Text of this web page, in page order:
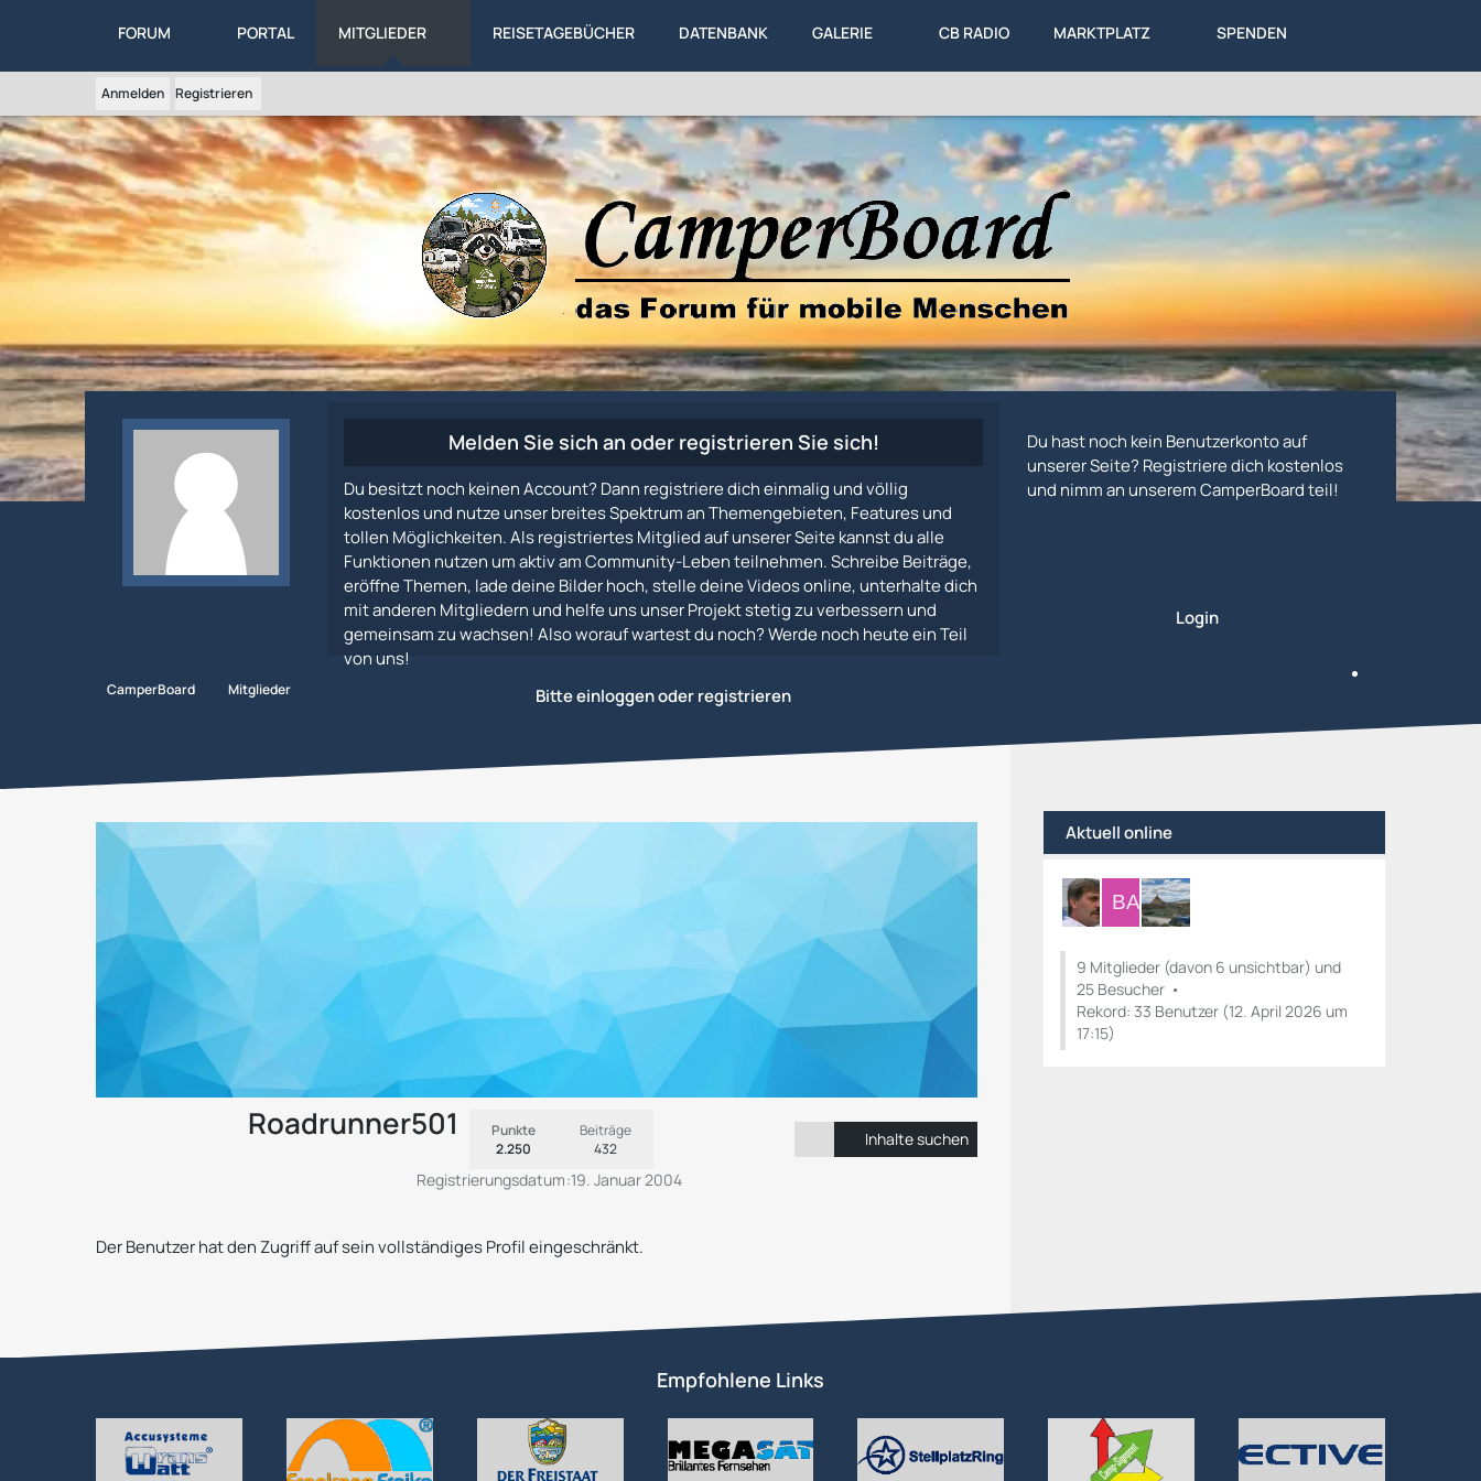
FORUM PORTAL MITGLIEDER REISETAGEBÜCHER DATENBANK GALERIE CB RADIO MARKTPLATZ SPENDEN
Anmelden Registrieren
Melden Sie sich an oder registrieren Sie sich!
Du besitzt noch keinen Account? Dann registriere dich einmalig und völlig
kostenlos und nutze unser breites Spektrum an Themengebieten, Features und
tollen Möglichkeiten. Als registriertes Mitglied auf unserer Seite kannst du alle
Funktionen nutzen um aktiv am Community-Leben teilnehmen. Schreibe Beiträge,
eröffne Themen, lade deine Bilder hoch, stelle deine Videos online, unterhalte dich
mit anderen Mitgliedern und helfe uns unser Projekt stetig zu verbessern und
gemeinsam zu wachsen! Also worauf wartest du noch? Werde noch heute ein Teil
von uns!
Bitte einloggen oder registrieren
Du hast noch kein Benutzerkonto auf
unserer Seite? Registriere dich kostenlos
und nimm an unserem CamperBoard teil!
Login
CamperBoard Mitglieder
Roadrunner501
Punkte
2.250
Beiträge
432
Inhalte suchen
Registrierungsdatum 19. Januar 2004
Der Benutzer hat den Zugriff auf sein vollständiges Profil eingeschränkt.
Aktuell online
9 Mitglieder (davon 6 unsichtbar) und
25 Besucher
Rekord: 33 Benutzer (12. April 2026 um
17:15)
Empfohlene Links